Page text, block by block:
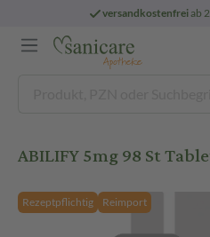
versandkostenfreiab
ABILIFY 5mg 98 St
Rezeptpflichtig Reimport